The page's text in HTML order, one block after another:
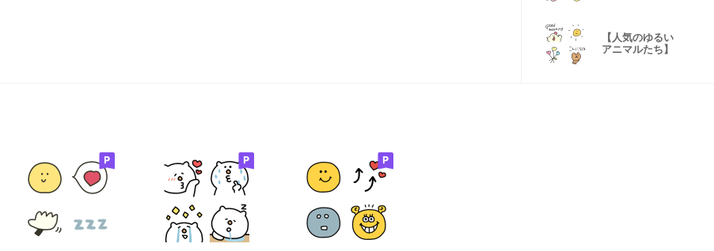
【人気のゆるい
アニマルたち】